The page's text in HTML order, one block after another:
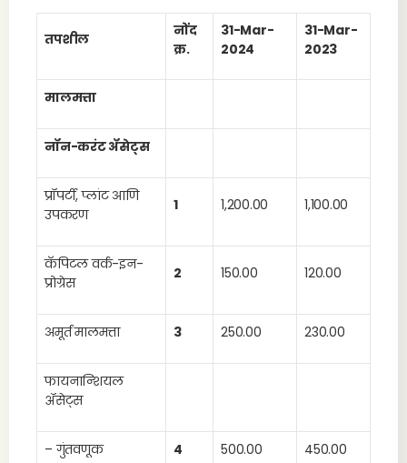
तपशील
नोंद
क्र.
31-Mar-
2024
31-Mar-
2023
मालमत्ता
नॉन-करंट ॲसेट्स
प्रॉपर्टी, प्लांट आणि
उपकरण
1 1,200.00 1,100.00
कॅपिटल वर्क-इन-
प्रोग्रेस
2 150.00 120.00
अमूर्त मालमत्ता 3 250.00 230.00
फायनान्शियल
ॲसेट्स
– गुंतवणूक 4 500.00 450.00